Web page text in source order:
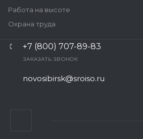
Работа на высоте
Охрана труда
+7 (800) 707-89-83
ЗАКАЗАТЬ ЗВОНОК
novosibirsk@sroiso.ru